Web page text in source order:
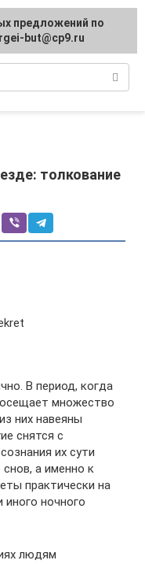
толкование
В период, когда
множество
них навеяны
снятся с
их сути
а именно к
практически на
иного ночного
людям
предложений по
but@cp9.ru